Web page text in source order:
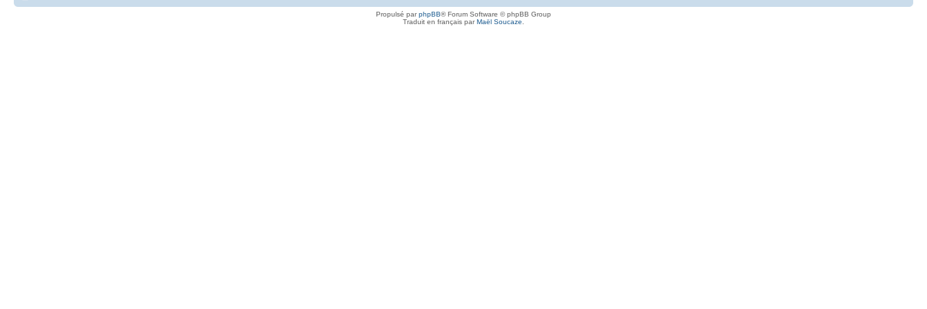
Propulsé parphpBB® Forum Software © phpBB Group
Traduit en français parMaël Soucaze